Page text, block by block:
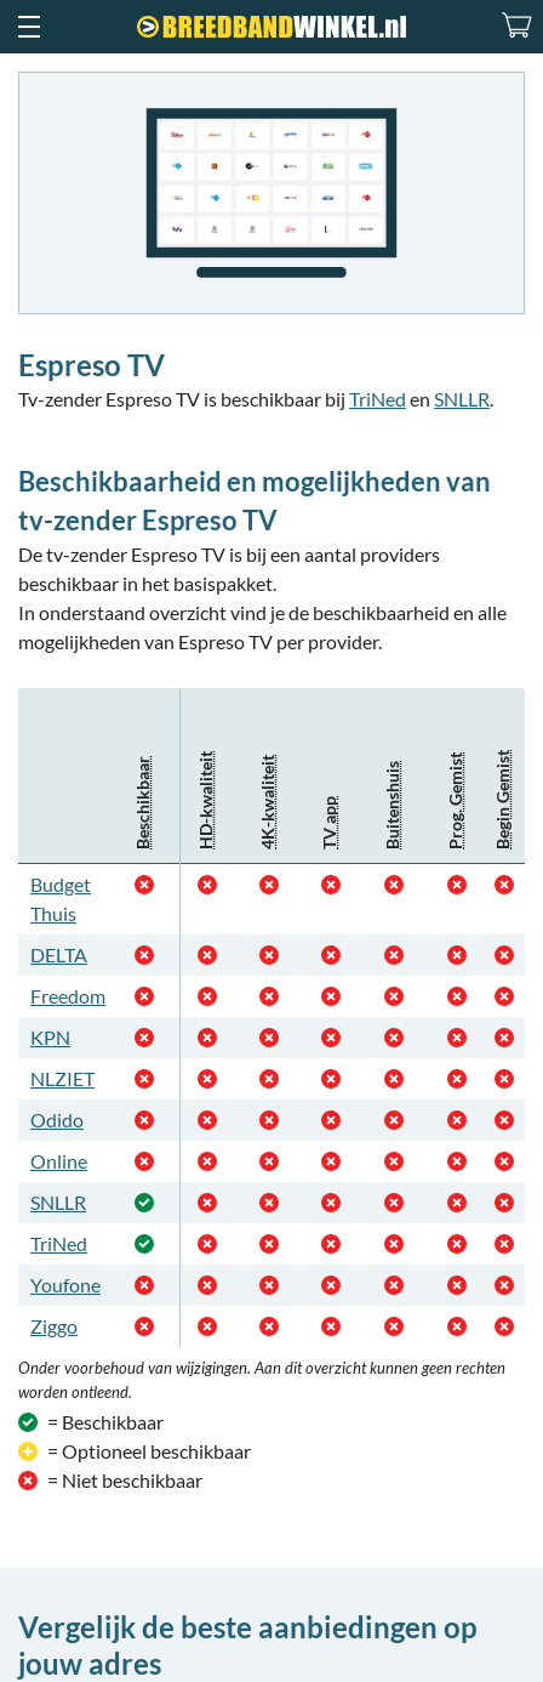
Espreso TV
Tv-zender Espreso TV is beschikbaar bij TriNed en SNLLR.
Beschikbaarheid en mogelijkheden van
tv-zender Espreso TV
De tv-zender Espreso TV is bij een aantal providers
beschikbaar in het basispakket.
In onderstaand overzicht vind je de beschikbaarheid en alle
mogelijkheden van Espreso TV per provider.
Beschikbaar HD-kwaliteit 4K-kwaliteit TV app Buitenshuis Prog. Gemist Begin Gemist
Budget
Thuis
DELTA
Freedom
KPN
NLZIET
Odido
Online
SNLLR
TriNed
Youfone
Ziggo
Onder voorbehoud van wijzigingen. Aan dit overzicht kunnen geen rechten
worden ontleend.
= Beschikbaar
= Optioneel beschikbaar
= Niet beschikbaar
Vergelijk de beste aanbiedingen op
jouw adres